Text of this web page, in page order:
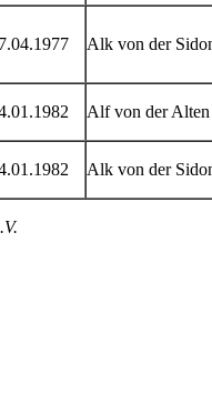
Alk von der
Alf von der Alten
Alk von der